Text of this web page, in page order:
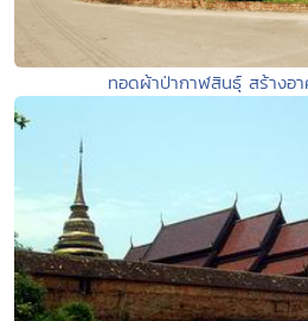
ทอดผ้าป่ากาฬสินธุ์ สร้างอ